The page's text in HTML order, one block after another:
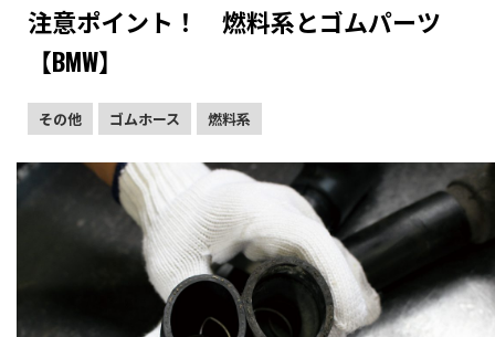
注意ポイント！ 燃料系とゴムパーツ
【BMW】
その他 ゴムホース 燃料系